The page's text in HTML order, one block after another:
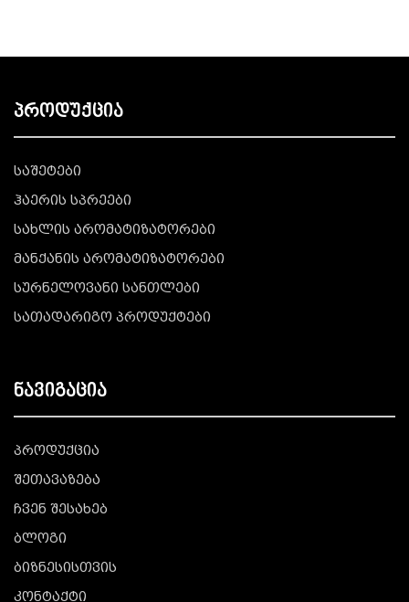
პროდუქცია
საშეტები
ჰაერის სპრეები
სახლის არომატიზატორები
მანქანის არომატიზატორები
სურნელოვანი სანთლები
სათადარიგო პროდუქტები
ნავიგაცია
პროდუქცია
შეთავაზება
ჩვენ შესახებ
ბლოგი
ბიზნესისთვის
კონტაქტი